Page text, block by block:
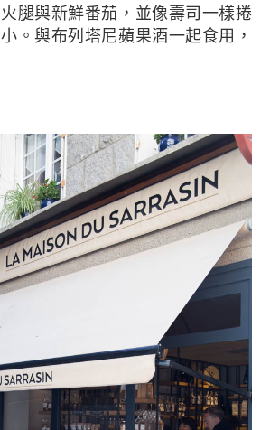
腿與新鮮番茄，並像壽司一樣捲
。與布列塔尼蘋果酒一起食用，